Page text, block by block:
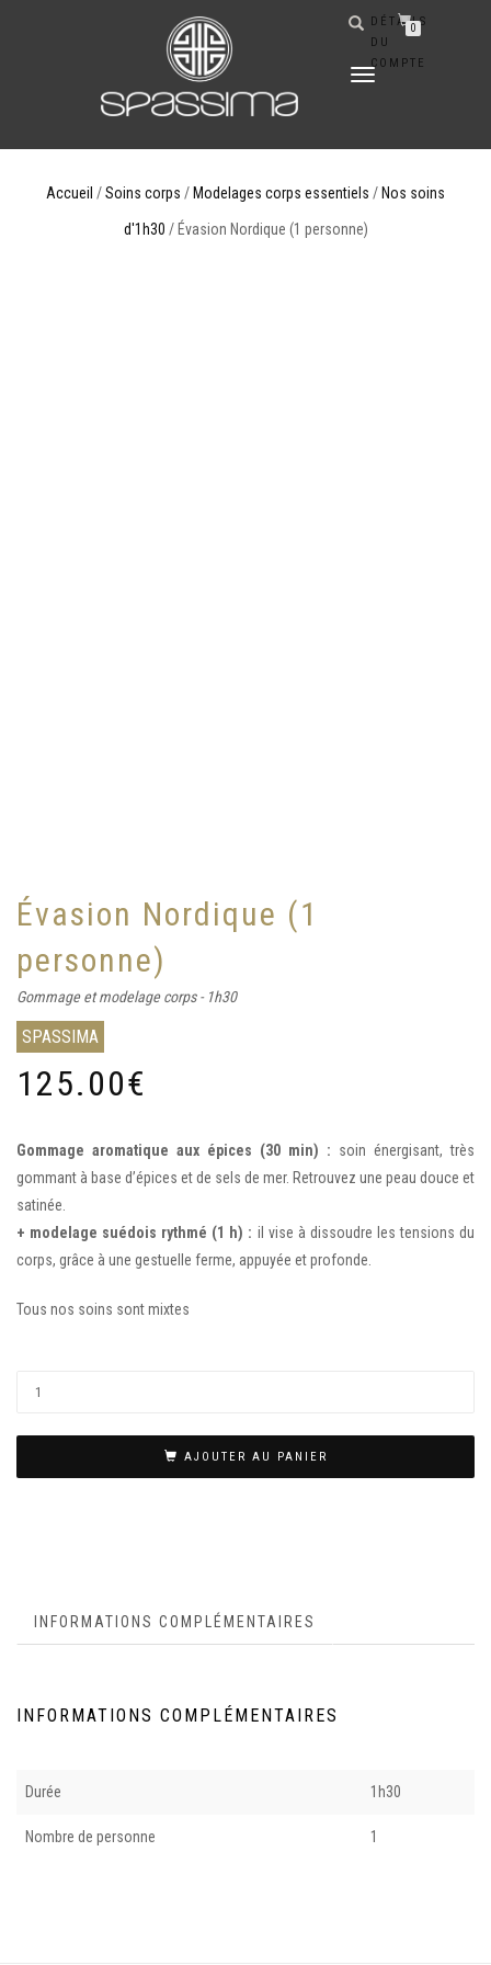
DÉPLIER
DÉTAILS
DU
COMPTE
0
Accueil /Soins corps / Modelages corps essentiels / Nos soins
d'1h30 / Évasion Nordique (1 personne)
Évasion Nordique (1
personne)
Gommage et modelage corps - 1h30
SPASSIMA
125.00€
Gommage aromatique aux épices (30 min) : soin énergisant, très
gommant à base d’épices et de sels de mer. Retrouvez une peau douce et
satinée.
+ modelage suédois rythmé (1 h) : il vise à dissoudre les tensions du
corps, grâce à une gestuelle ferme, appuyée et profonde.
Tous nos soins sont mixtes
AJOUTER AU PANIER
INFORMATIONS COMPLÉMENTAIRES
INFORMATIONS COMPLÉMENTAIRES
Durée 1h30
Nombre de personne 1